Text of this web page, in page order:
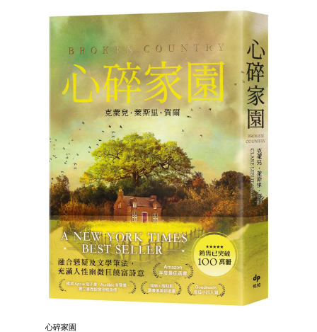
心碎家園